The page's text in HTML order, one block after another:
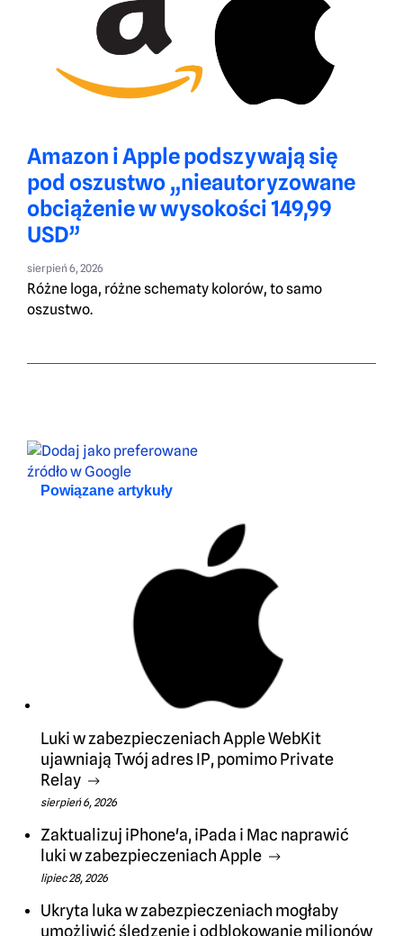
Amazon i Apple podszywają się
pod oszustwo „nieautoryzowane
obciążenie w wysokości 149,99
USD”
sierpień 6, 2026
Różne loga, różne schematy kolorów, to samo
oszustwo.
Powiązane artykuły
Luki w zabezpieczeniach Apple WebKit
ujawniają Twój adres IP, pomimo Private
Relay
sierpień 6, 2026
Zaktualizuj iPhone'a, iPada i Mac naprawić
luki w zabezpieczeniach Apple
lipiec 28, 2026
Ukryta luka w zabezpieczeniach mogłaby
umożliwić śledzenie i odblokowanie milionów